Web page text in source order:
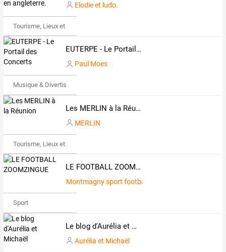
Elodie et ludo.
Tourisme, Lieux et Événements
EUTERPE - Le Portail des Concerts
Paul Moes
Musique & Divertissements
Les MERLIN à la Réunion
MERLIN
Tourisme, Lieux et Événements
LE FOOTBALL ZOOMZINGUE
Montmagny sport football
Sport
Le blog d'Aurélia et Michaël
Aurélia et Michaël